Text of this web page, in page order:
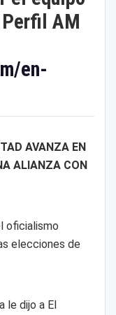
AM
en-
AVANZA EN
ALIANZA CON
oficialismo
elecciones de
le dijo a El